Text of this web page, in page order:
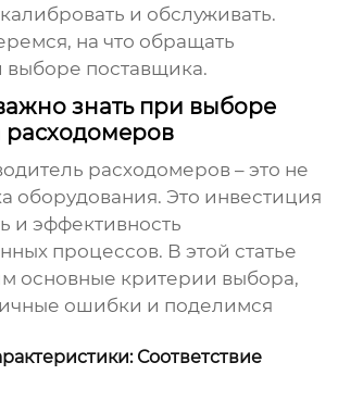
и обслуживать.
на что обращать
поставщика.
знать при выборе
расходомеров
расходомеров – это не
оборудования. Это инвестиция
и эффективность
процессов. В этой статье
основные критерии выбора,
ошибки и поделимся
Соответствие